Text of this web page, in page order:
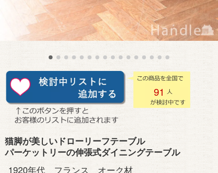
91
猫脚が美しいドローリーフテーブル
パーケットリーの伸張式ダイニングテーブル
1920年代 フランス オーク材